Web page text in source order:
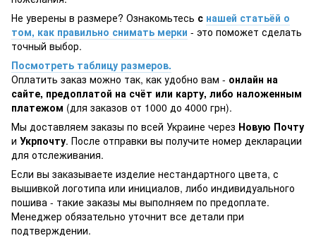
Не уверены в размере? Ознакомьтесь с нашей статьёй о
том, как правильно снимать мерки - это поможет сделать
точный выбор.
Посмотреть таблицу размеров.
Оплатить заказ можно так, как удобно вам - онлайн на
сайте, предоплатой на счёт или карту, либо наложенным
платежом (для заказов от 1000 до 4000 грн).
Мы доставляем заказы по всей Украине через Новую Почту
и Укрпочту. После отправки вы получите номер декларации
для отслеживания.
Если вы заказываете изделие нестандартного цвета, с
вышивкой логотипа или инициалов, либо индивидуального
пошива - такие заказы мы выполняем по предоплате.
Менеджер обязательно уточнит все детали при
подтверждении.